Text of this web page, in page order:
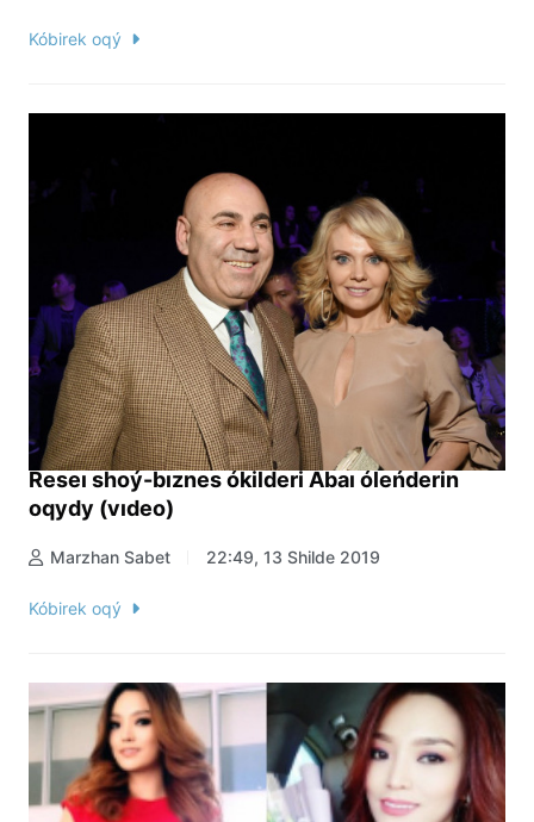
Kóbirek oqý
Reseı shoý-bıznes ókilderi Abaı óleńderin
oqydy (vıdeo)
Marzhan Sabet 22:49, 13 Shilde 2019
Kóbirek oqý